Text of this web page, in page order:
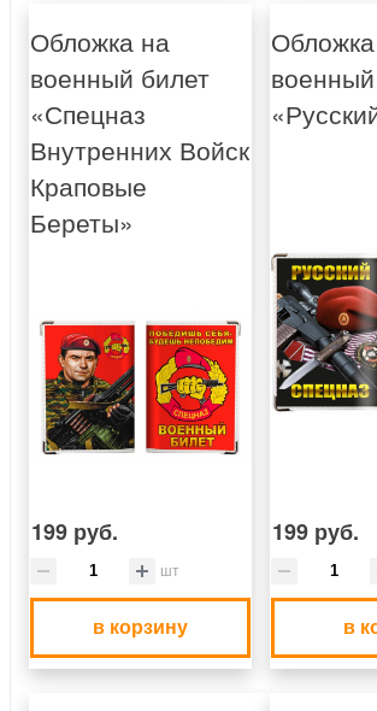
Обложка на
военный билет
«Спецназ
Внутренних Войск
Краповые
Береты»
199 руб.
шт
в корзину
199 руб.
в